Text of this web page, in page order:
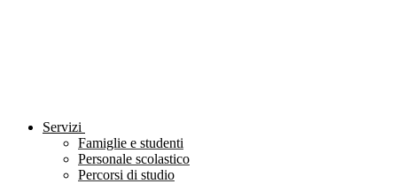
Servizi
Famiglie e studenti
Personale scolastico
Percorsi di studio